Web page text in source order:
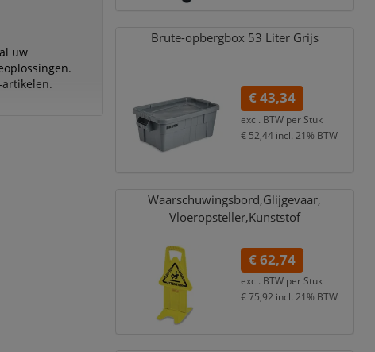
uw
Brute-opbergbox 53 Liter Grijs
€ 43,34
excl. BTW per Stuk
€ 52,44 incl. 21% BTW
Waarschuwingsbord,Glijgevaar,
Vloeropsteller,Kunststof
€ 62,74
excl. BTW per Stuk
€ 75,92 incl. 21% BTW